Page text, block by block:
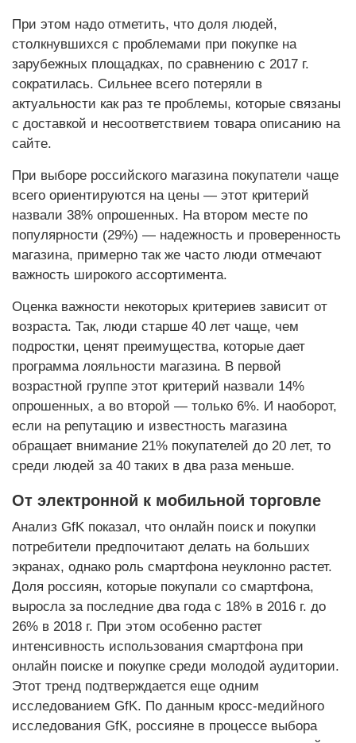
При этом надо отметить, что доля людей,
столкнувшихся с проблемами при покупке на
зарубежных площадках, по сравнению с 2017 г.
сократилась. Сильнее всего потеряли в
актуальности как раз те проблемы, которые связаны
с доставкой и несоответствием товара описанию на
сайте.
При выборе российского магазина покупатели чаще
всего ориентируются на цены — этот критерий
назвали 38% опрошенных. На втором месте по
популярности (29%) — надежность и проверенность
магазина, примерно так же часто люди отмечают
важность широкого ассортимента.
Оценка важности некоторых критериев зависит от
возраста. Так, люди старше 40 лет чаще, чем
подростки, ценят преимущества, которые дает
программа лояльности магазина. В первой
возрастной группе этот критерий назвали 14%
опрошенных, а во второй — только 6%. И наоборот,
если на репутацию и известность магазина
обращает внимание 21% покупателей до 20 лет, то
среди людей за 40 таких в два раза меньше.
От электронной к мобильной торговле
Анализ GfK показал, что онлайн поиск и покупки
потребители предпочитают делать на больших
экранах, однако роль смартфона неуклонно растет.
Доля россиян, которые покупали со смартфона,
выросла за последние два года с 18% в 2016 г. до
26% в 2018 г. При этом особенно растет
интенсивность использования смартфона при
онлайн поиске и покупке среди молодой аудитории.
Этот тренд подтверждается еще одним
исследованием GfK. По данным кросс-медийного
исследования GfK, россияне в процессе выбора